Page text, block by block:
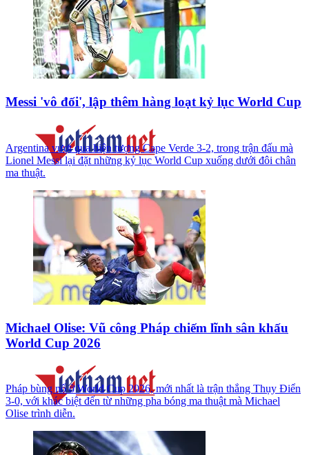
Messi 'vô đối', lập thêm hàng loạt kỷ lục World Cup
Argentina vượt qua hiện tượng Cape Verde 3-2, trong trận đấu mà
Lionel Messi lại đặt những kỷ lục World Cup xuống dưới đôi chân
ma thuật.
Michael Olise: Vũ công Pháp chiếm lĩnh sân khấu
World Cup 2026
Pháp bùng nổ ở World Cup 2026, mới nhất là trận thắng Thụy Điển
3-0, với khác biệt đến từ những pha bóng ma thuật mà Michael
Olise trình diễn.